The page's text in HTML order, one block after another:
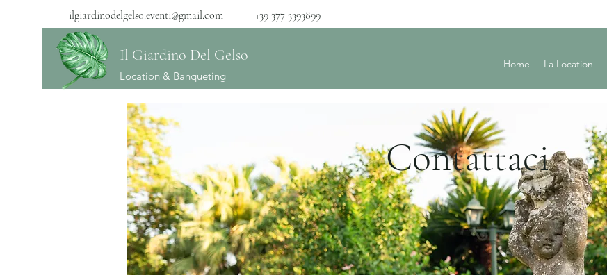
ilgiardinodelgelso.eventi@gmail.com +39 377 3393899
Il Giardino Del Gelso
Location & Banqueting
Home La Location
Contattaci